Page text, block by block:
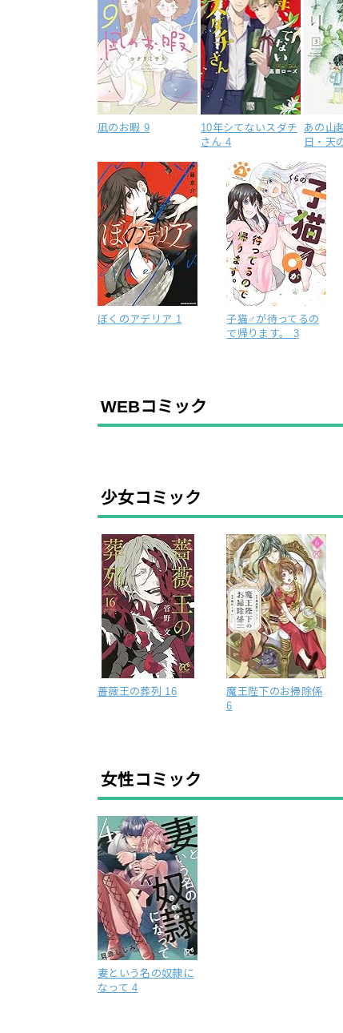
凪のお暇 9
10年シてないスダチ
さん 4
あの山
日・天
ぼくのアデリア 1
子猫♂が待ってるの
で帰ります。 3
WEBコミック
少女コミック
薔薇王の葬列 16
魔王陛下のお掃除係
6
女性コミック
妻という名の奴隷に
なって 4